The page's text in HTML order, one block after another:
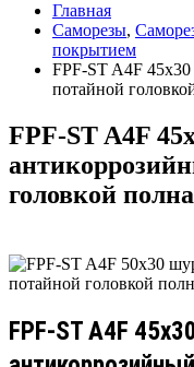
Главная
Саморезы,
покрытием
FPF-ST A4F
потайной
FPF-ST A4F
головкой
FPF-ST A4F